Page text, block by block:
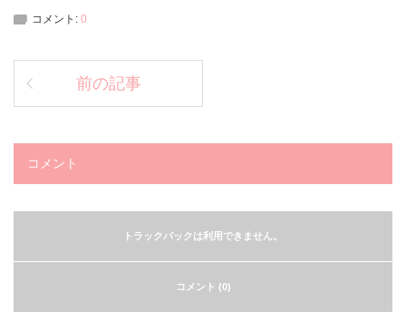
コメント: 0
前の記事
コメント
トラックバックは利用できません。
コメント (0)